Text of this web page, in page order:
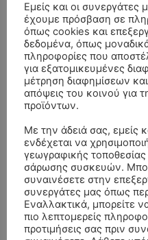
ΣΥΛΛΥΠΗΤΗΡΙΑ ΜΗΝΥΜΑΤΑ
Αλέξανδρος ΣέρβοςεπίΚΗΔΕΙΑ
Εμείς και οι
έχουμε πρόσβαση σε
όπως cookies και
δεδομένα, όπως
πληροφορίες που
για εξατομικευμένες
μέτρηση διαφημίσεων
απόψεις του κοινού για
προϊόντων.
Με την άδειά σας, εμείς
ενδέχεται να
γεωγραφικής
σάρωσης συσκευών.
συναινέσετε στην
συνεργάτες μας όπως
Εναλλακτικά, μπορείτε
πιο λεπτομερείς
προτιμήσεις σας πριν